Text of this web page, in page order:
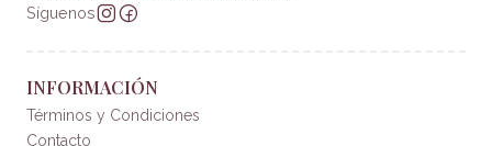
Síguenos
INFORMACIÓN
Términos y Condiciones
Contacto